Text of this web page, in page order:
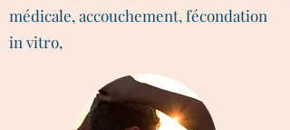
médicale, accouchement, fécondation
in vitro,